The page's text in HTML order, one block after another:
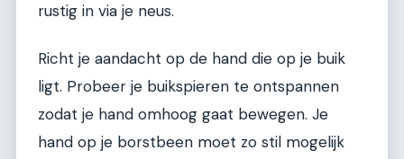
rustig in via je neus.
Richt je aandacht op de hand die op je buik
ligt. Probeer je buikspieren te ontspannen
zodat je hand omhoog gaat bewegen. Je
hand op je borstbeen moet zo stil mogelijk